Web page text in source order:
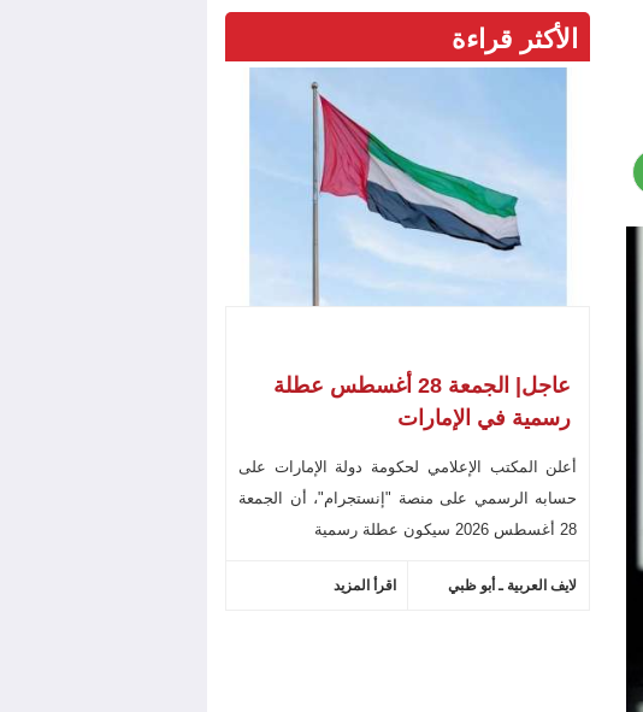
الأكثر قراءة
عاجل| الجمعة 28 أغسطس عطلة
رسمية في الإمارات
أعلن المكتب الإعلامي لحكومة دولة الإمارات على
حسابه الرسمي على منصة "إنستجرام"، أن الجمعة
28 أغسطس 2026 سيكون عطلة رسمية
لايف العربية ـ أبو ظبي اقرأ المزيد